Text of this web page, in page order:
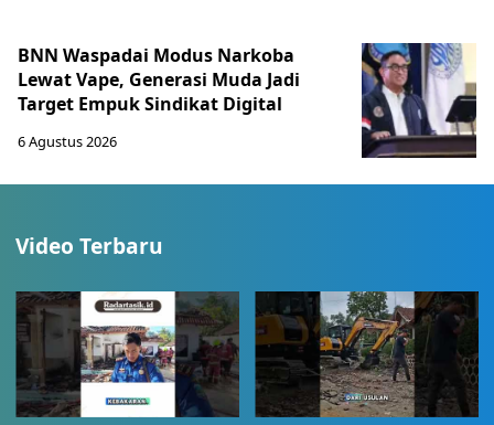
BNN Waspadai Modus Narkoba
Lewat Vape, Generasi Muda Jadi
Target Empuk Sindikat Digital
6 Agustus 2026
Video Terbaru